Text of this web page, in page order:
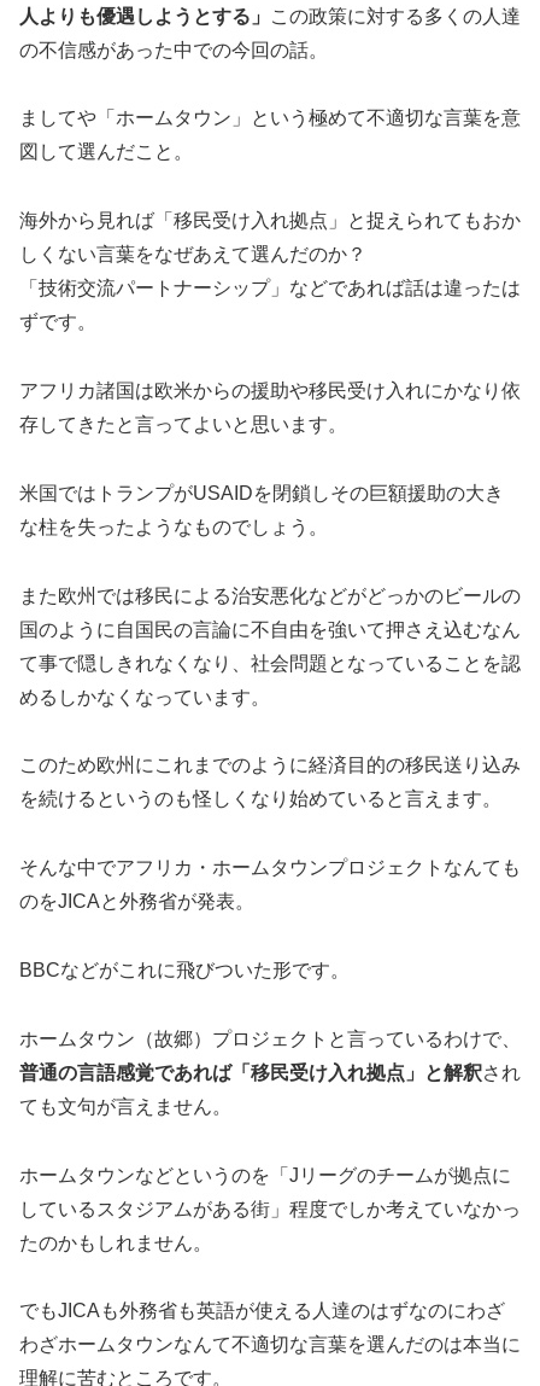
人よりも優遇しようとする」
この政策に対する多くの人達
の不信感があった中での今回の話。
ましてや「ホームタウン」という極めて不適切な言葉を意
図して選んだこと。
海外から見れば「移民受け入れ拠点」と捉えられてもおか
しくない言葉をなぜあえて選んだのか？
「技術交流パートナーシップ」などであれば話は違ったは
ずです。
アフリカ諸国は欧米からの援助や移民受け入れにかなり依
存してきたと言ってよいと思います。
米国ではトランプがUSAIDを閉鎖しその巨額援助の大き
な柱を失ったようなものでしょう。
また欧州では移民による治安悪化などがどっかのビールの
国のように自国民の言論に不自由を強いて押さえ込むなん
て事で隠しきれなくなり、社会問題となっていることを認
めるしかなくなっています。
このため欧州にこれまでのように経済目的の移民送り込み
を続けるというのも怪しくなり始めていると言えます。
そんな中でアフリカ・ホームタウンプロジェクトなんても
のをJICAと外務省が発表。
BBCなどがこれに飛びついた形です。
ホームタウン（故郷）プロジェクトと言っているわけで、
普通の言語感覚であれば「移民受け入れ拠点」と解釈され
ても文句が言えません。
ホームタウンなどというのを「Jリーグのチームが拠点に
しているスタジアムがある街」程度でしか考えていなかっ
たのかもしれません。
でもJICAも外務省も英語が使える人達のはずなのにわざ
わざホームタウンなんて不適切な言葉を選んだのは本当に
理解に苦むところです。